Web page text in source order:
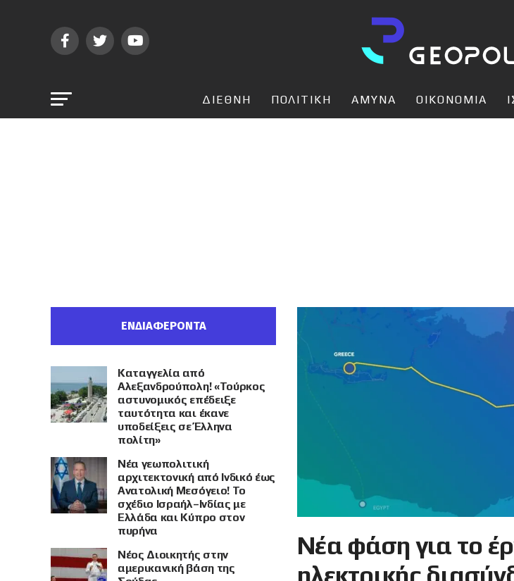
ΔΙΕΘΝΗ ΠΟΛΙΤΙΚΗ ΑΜΥΝΑ ΟΙΚΟΝΟΜΙΑ
Νέα φάση για το
ηλεκτρικής
ΕΝΔΙΑΦΕΡΟΝΤΑ
Καταγγελία από
Αλεξανδρούπολη! «Τούρκος
αστυνομικός επέδειξε
ταυτότητα και έκανε
υποδείξεις σε Έλληνα
πολίτη»
Νέα γεωπολιτική
αρχιτεκτονική από Ινδικό έως
Ανατολική Μεσόγειο! Το
σχέδιο Ισραήλ–Ινδίας με
Ελλάδα και Κύπρο στον
πυρήνα
Νέος Διοικητής στην
αμερικανική βάση της